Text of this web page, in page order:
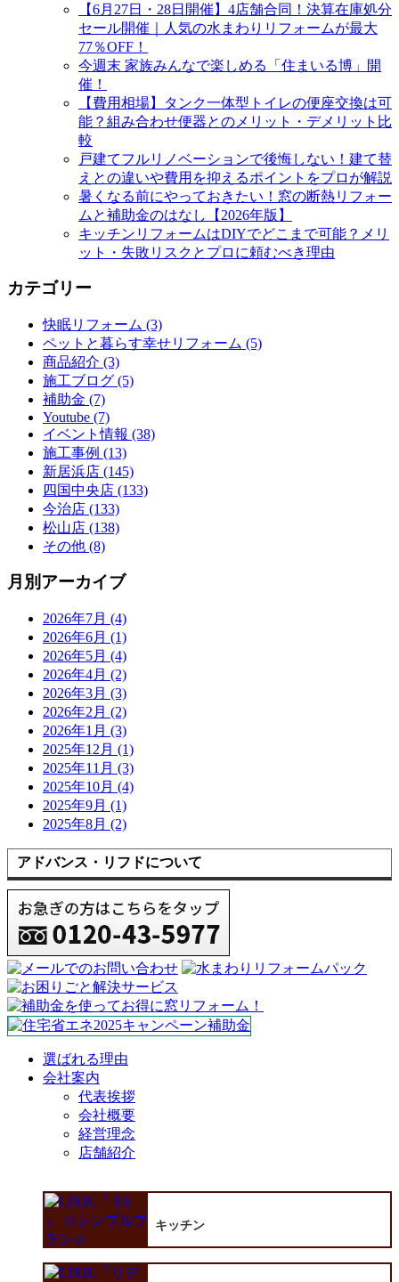
【6月27日・28日開催】4店舗合同！決算在庫処分
セール開催｜人気の水まわりリフォームが最大
77％OFF！
今週末 家族みんなで楽しめる「住まいる博」開
催！
【費用相場】タンク一体型トイレの便座交換は可
能？組み合わせ便器とのメリット・デメリット比
較
戸建てフルリノベーションで後悔しない！建て替
えとの違いや費用を抑えるポイントをプロが解説
暑くなる前にやっておきたい！窓の断熱リフォー
ムと補助金のはなし【2026年版】
キッチンリフォームはDIYでどこまで可能？メリ
ット・失敗リスクとプロに頼むべき理由
カテゴリー
快眠リフォーム (3)
ペットと暮らす幸せリフォーム (5)
商品紹介 (3)
施工ブログ (5)
補助金 (7)
Youtube (7)
イベント情報 (38)
施工事例 (13)
新居浜店 (145)
四国中央店 (133)
今治店 (133)
松山店 (138)
その他 (8)
月別アーカイブ
2026年7月 (4)
2026年6月 (1)
2026年5月 (4)
2026年4月 (2)
2026年3月 (3)
2026年2月 (2)
2026年1月 (3)
2025年12月 (1)
2025年11月 (3)
2025年10月 (4)
2025年9月 (1)
2025年8月 (2)
アドバンス・リフドについて
選ばれる理由
会社案内
代表挨拶
会社概要
経営理念
店舗紹介
キッチン